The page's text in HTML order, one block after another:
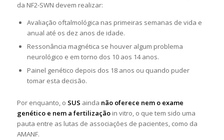
da NF2-SWN devem realizar:
Avaliação oftalmológica nas primeiras semanas de vida e
anual até os dez anos de idade.
Ressonância magnética se houver algum problema
neurológico e em torno dos 10 aos 14 anos.
Painel genético depois dos 18 anos ou quando puder
tomar esta decisão.
Por enquanto, o SUS ainda não oferece nem o exame
genético e nem a fertilizaçãoin vitro, o que tem sido uma
pauta entre as lutas de associações de pacientes, como da
AMANF.